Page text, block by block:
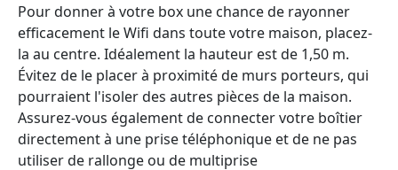
Pour donner à votre box une chance de rayonner
efficacement le Wifi dans toute votre maison, placez-
la au centre. Idéalement la hauteur est de 1,50 m.
Évitez de le placer à proximité de murs porteurs, qui
pourraient l'isoler des autres pièces de la maison.
Assurez-vous également de connecter votre boîtier
directement à une prise téléphonique et de ne pas
utiliser de rallonge ou de multiprise